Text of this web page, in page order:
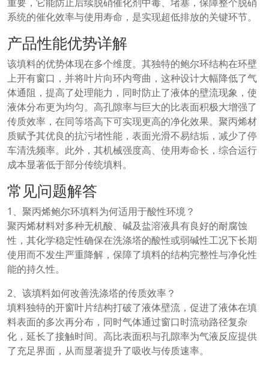
系统的催化效率与使用寿命，是实现超低排放的关键环节。
产品性能优势详解
该填料的优势体现在多个维度。其独特的鲍尔环结构在环壁
上开有窗口，并将叶片向环内弯曲，这种设计大幅降低了气
体通阻，提高了处理能力，同时防止了液体的壁流现象，使
液体分布更为均匀。高孔隙率与巨大的比表面积极大增强了
传质效率，在同等塔高下可实现更高的净化效果。聚丙烯材
质赋予其优良的抗污堵性能，表面光滑不易结垢，减少了停
车清洗频率。此外，其机械强度高、使用寿命长，综合运行
成本显著低于部分传统填料。
常见问题解答
1、聚丙烯鲍尔环填料为何适用于酸性环境？
聚丙烯材料对多种无机酸、碱及盐溶液具有良好的耐腐蚀
性，其化学稳定性确保在洗涤塔的酸性或弱碱性工况下长期
使用而不发生严重降解，保障了填料的结构完整性与净化性
能的持久性。
2、该填料如何改善洗涤塔的传质效率？
填料独特的开窗叶片结构打破了液体壁流，促进了液体在填
料表面的多次再分布，同时气体通过窗口时流动路径复杂
化，延长了接触时间。高比表面积与孔隙率为气液反应提供
了充足界面，从而显著提升了吸收与传质速率。